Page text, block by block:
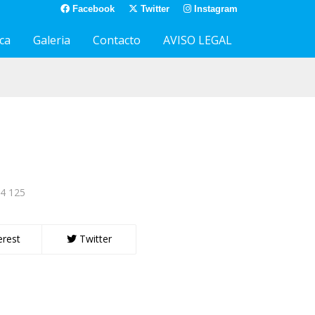
Facebook Twitter Instagram
Galeria Contacto AVISO LEGAL
125
Twitter